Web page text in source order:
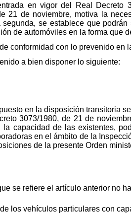
en vigor del Real Decreto
21 de noviembre, motiva la
se establece que
de automóviles en la forma que
conformidad con lo prevenido en
a bien disponer lo siguiente:
en la disposición transitoria
3073/1980, de 21 de
la capacidad de las existentes,
en el ámbito de la
de la presente Orden
se refiere el artículo anterior no
los vehículos particulares con